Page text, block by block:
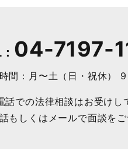
04-7197-
間：月〜土（日・祝休）
話での法律相談はお受けし
もしくはメールで面談を